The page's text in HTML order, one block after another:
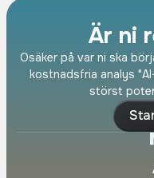
Är ni
Osäker på var ni ska
kostnadsfria analys
störst